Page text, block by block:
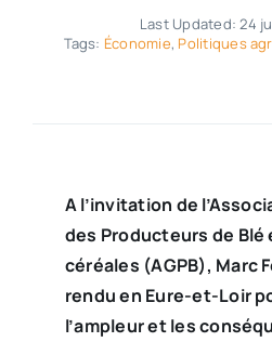
Last Updated: 24
Tags: Économie, Politiques
A l’invitation de
des Producteurs de Blé
céréales (AGPB), Marc
rendu en Eure-et-Loir
l’ampleur et les